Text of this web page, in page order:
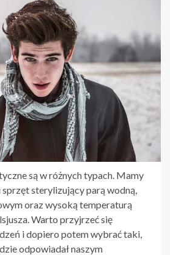
są w różnych typach. Mamy
sterylizujący parą wodną,
oraz wysoką temperaturą
Warto przyjrzeć się
i dopiero potem wybrać taki,
odpowiadał naszym